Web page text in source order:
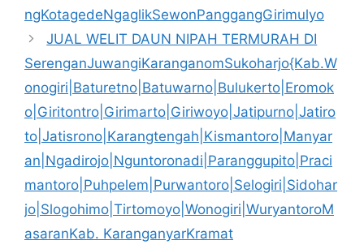
ngKotagedeNgaglikSewonPanggangGirimulyo
JUAL WELIT DAUN NIPAH TERMURAH DI
SerenganJuwangiKaranganomSukoharjo{Kab.W
onogiri|Baturetno|Batuwarno|Bulukerto|Eromok
o|Giritontro|Girimarto|Giriwoyo|Jatipurno|Jatiro
to|Jatisrono|Karangtengah|Kismantoro|Manyar
an|Ngadirojo|Nguntoronadi|Paranggupito|Praci
mantoro|Puhpelem|Purwantoro|Selogiri|Sidohar
jo|Slogohimo|Tirtomoyo|Wonogiri|WuryantoroM
asaranKab. KaranganyarKramat